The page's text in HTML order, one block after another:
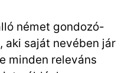
német gondozó-
aki saját nevében jár
minden releváns